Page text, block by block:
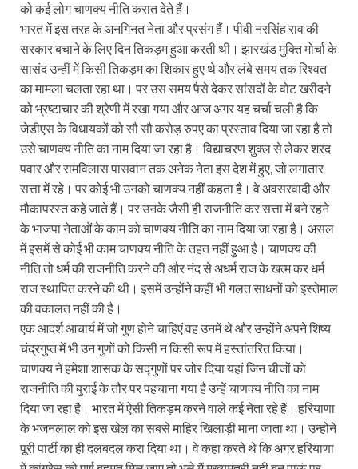
को कई लोग चाणक्य नीति करात देते हैं।
भारत में इस तरह के अनगिनत नेता और प्रसंग हैं। पीवी नरसिंह राव की
सरकार बचाने के लिए दिन तिकड़म हुआ करती थी। झारखंड मुक्ति मोर्चा के
सासंद उन्हीं में किसी तिकड़म का शिकार हुए थे और लंबे समय तक रिश्वत
का मामला चलता रहा था। पर उस समय पैसे देकर सांसदों के वोट खरीदने
को भ्रष्टाचार की श्रेणी में रखा गया और आज अगर यह चर्चा चली है कि
जेडीएस के विधायकों को सौ सौ करोड़ रुपए का प्रस्ताव दिया जा रहा है तो
उसे चाणक्य नीति का नाम दिया जा रहा है। विद्याचरण शुक्ल से लेकर शरद
पवार और रामविलास पासवान तक अनेक नेता इस देश में हुए, जो लगातार
सत्ता में रहे। पर कोई भी उनको चाणक्य नहीं कहता है। वे अवसरवादी और
मौकापरस्त कहे जाते हैं। पर उनके जैसी ही राजनीति कर सत्ता में बने रहने
के भाजपा नेताओं के काम को चाणक्य नीति का नाम दिया जा रहा है। असल
में इसमें से कोई भी काम चाणक्य नीति के तहत नहीं हुआ है। चाणक्य की
नीति तो धर्म की राजनीति करने की और नंद से अधर्म राज के खत्म कर धर्म
राज स्थापित करने की थी। इसमें उन्होंने कहीं भी गलत साधनों को इस्तेमाल
की वकालत नहीं की है।
एक आदर्श आचार्य में जो गुण होने चाहिएं वह उनमें थे और उन्होंने अपने शिष्य
चंद्रगुप्त में भी उन गुणों को किसी न किसी रूप में हस्तांतरित किया।
चाणक्य ने हमेशा शासक के सद्गुणों पर जोर दिया यहां जिन चीजों को
राजनीति की बुराई के तौर पर पहचाना गया है उन्हें चाणक्य नीति का नाम
दिया जा रहा है। भारत में ऐसी तिकड़म करने वाले कई नेता रहे हैं। हरियाणा
के भजनलाल को इस खेल का सबसे माहिर खिलाड़ी माना जाता था। उन्होंने
पूरी पार्टी का ही दलबदल करा दिया था। वे कहा करते थे कि अगर हरियाणा